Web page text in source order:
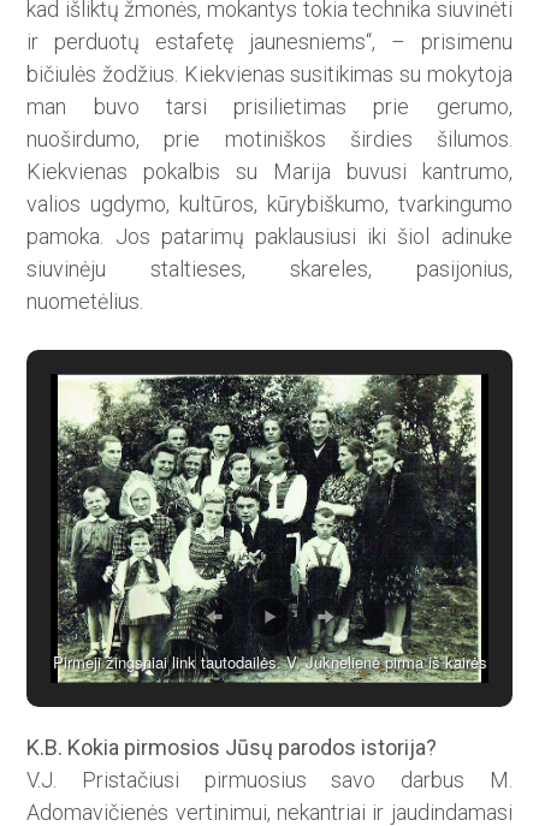
kad išliktų žmonės, mokantys tokia technika siuvinėti
ir perduotų estafetę jaunesniems“, – prisimenu
bičiulės žodžius. Kiekvienas susitikimas su mokytoja
man buvo tarsi prisilietimas prie gerumo,
nuoširdumo, prie motiniškos širdies šilumos.
Kiekvienas pokalbis su Marija buvusi kantrumo,
valios ugdymo, kultūros, kūrybiškumo, tvarkingumo
pamoka. Jos patarimų paklausiusi iki šiol adinuke
siuvinėju staltieses, skareles, pasijonius,
nuometėlius.
Pirmeji žingsniai link tautodailės. V. Juknelienė pirma iš kairės
K.B. Kokia pirmosios Jūsų parodos istorija?
V.J. Pristačiusi pirmuosius savo darbus M.
Adomavičienės vertinimui, nekantriai ir jaudindamasi